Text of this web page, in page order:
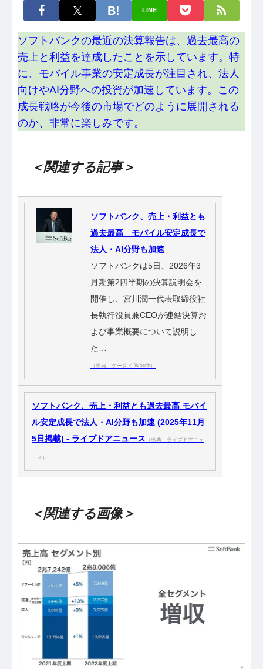
LINE
ソフトバンクの最近の決算報告は、過去最高の
売上と利益を達成したことを示しています。特
に、モバイル事業の安定成長が注目され、法人
向けやAI分野への投資が加速しています。この
成長戦略が今後の市場でどのように展開される
のか、非常に楽しみです。
＜関連する記事＞
ソフトバンク、売上・利益とも
過去最高 モバイル安定成長で
法人・AI分野も加速
ソフトバンクは5日、2026年3
月期第2四半期の決算説明会を
開催し、宮川潤一代表取締役社
長執行役員兼CEOが連結決算お
よび事業概要について説明し
た…
（出典：ケータイ Watch）
ソフトバンク、売上・利益とも過去最高 モバイ
ル安定成長で法人・AI分野も加速 (2025年11月
5日掲載) - ライブドアニュース （出典：ライブドアニュ
ース）
＜関連する画像＞